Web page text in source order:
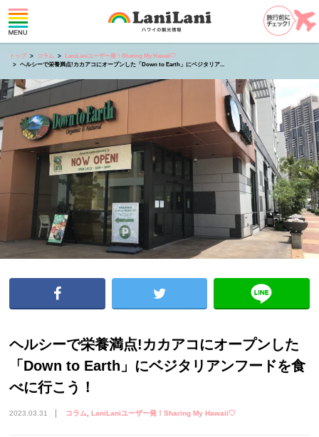
トップ コラム
LaniLaniユーザー発！Sharing My Hawaii♡
ヘルシーで栄養満点!カカアコにオープンした「Down to Earth」にベジタリア...
ヘルシーで栄養満点!カカアコにオープンした
「Down to Earth」にベジタリアンフードを食
べに行こう！
2023.03.31 コラム LaniLaniユーザー発！Sharing My Hawaii♡